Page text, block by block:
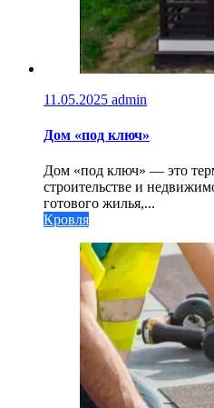
11.05.2025 admin
Дом «под ключ»
Дом «под ключ» — это
строительстве и
готового жилья,...
Кровля